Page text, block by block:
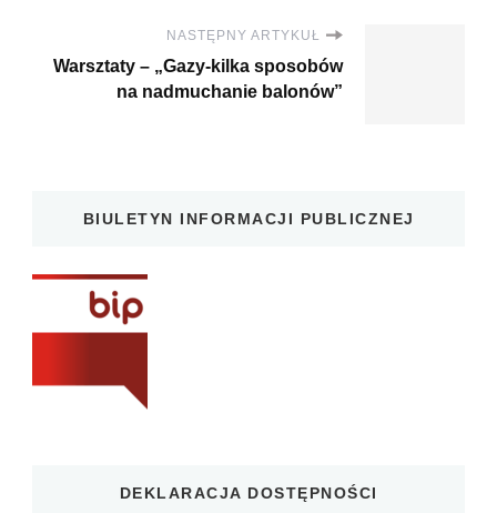
NASTĘPNY ARTYKUŁ
Warsztaty – „Gazy-kilka sposobów
na nadmuchanie balonów”
BIULETYN INFORMACJI PUBLICZNEJ
DEKLARACJA DOSTĘPNOŚCI